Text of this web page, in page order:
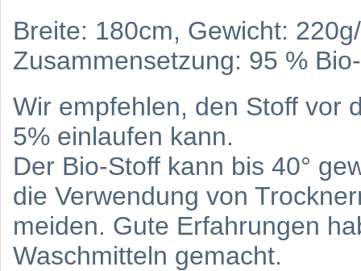
Breite: 180cm, Gewicht:
Zusammensetzung: 95 %
Wir empfehlen, den Stoff vor
5% einlaufen kann.
Der Bio-Stoff kann bis 40°
die Verwendung von
meiden. Gute Erfahrungen
Waschmitteln gemacht.